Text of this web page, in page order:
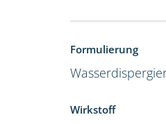
Formulierung
Wirkstoff